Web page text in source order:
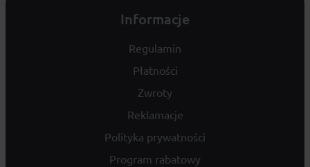
Informacje
Regulamin
Płatności
Zwroty
Reklamacje
Polityka prywatności
Program rabatowy